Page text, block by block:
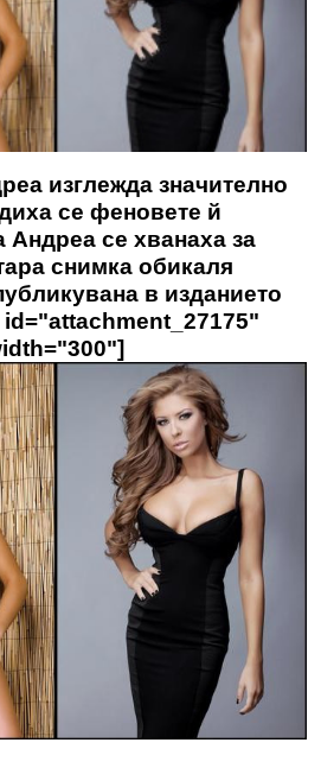
изглежда значително
се феновете й
Андреа се хванаха за
снимка обикаля
в изданието